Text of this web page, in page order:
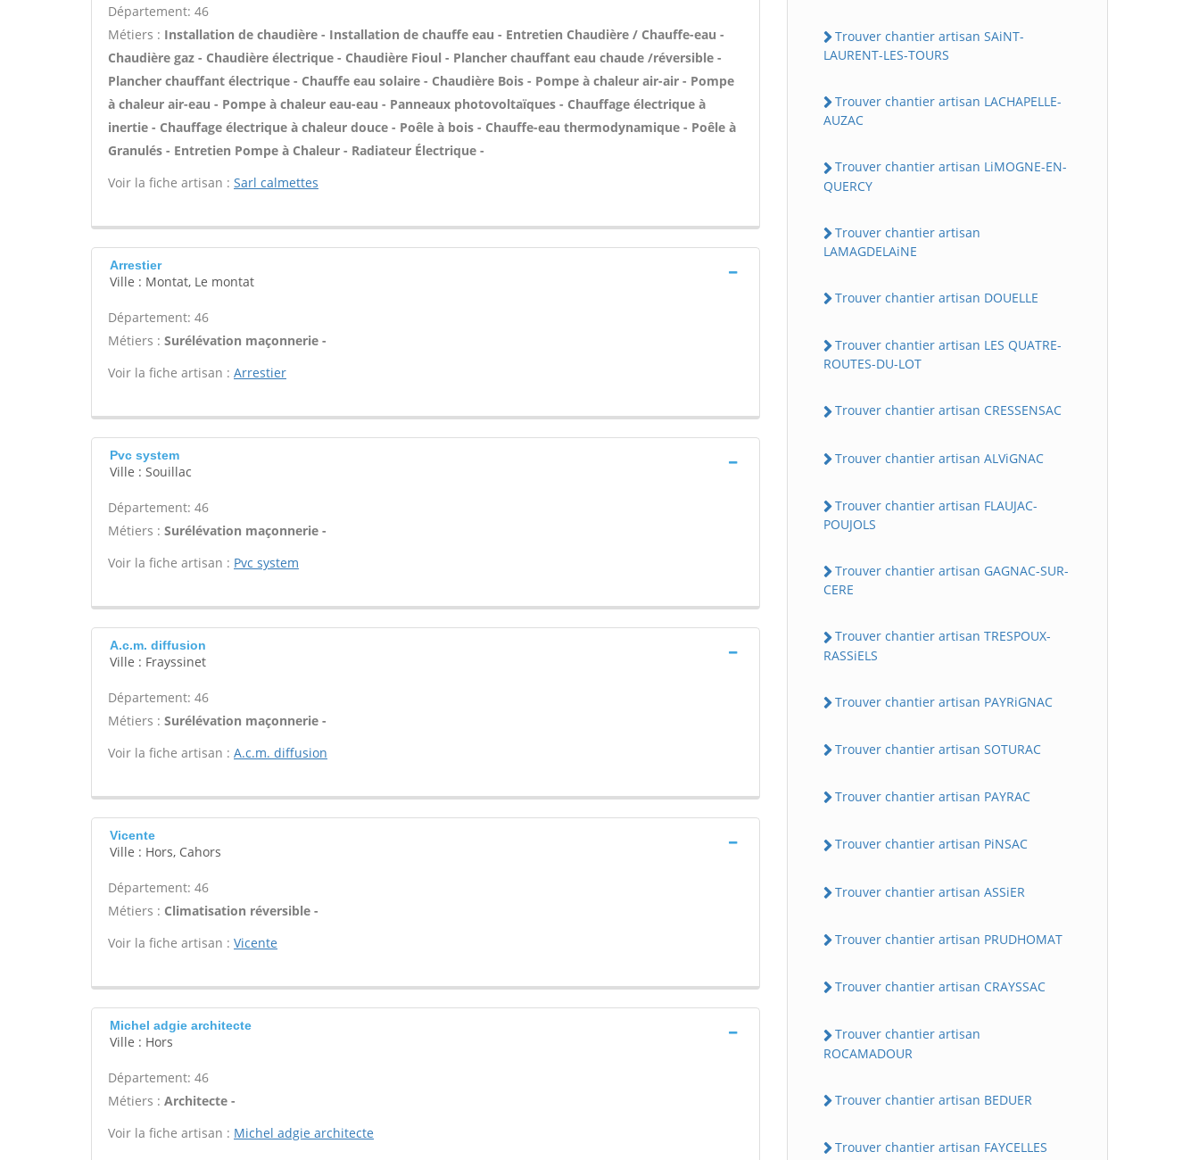
Département: 46
Métiers : Installation de chaudière - Installation de chauffe eau - Entretien Chaudière / Chauffe-eau -
Chaudière gaz - Chaudière électrique - Chaudière Fioul - Plancher chauffant eau chaude /réversible -
Plancher chauffant électrique - Chauffe eau solaire - Chaudière Bois - Pompe à chaleur air-air - Pompe
à chaleur air-eau - Pompe à chaleur eau-eau - Panneaux photovoltaïques - Chauffage électrique à
inertie - Chauffage électrique à chaleur douce - Poêle à bois - Chauffe-eau thermodynamique - Poêle à
Granulés - Entretien Pompe à Chaleur - Radiateur Électrique -
Voir la fiche artisan : Sarl calmettes
Arrestier
Ville : Montat, Le montat
Département: 46
Métiers : Surélévation maçonnerie -
Voir la fiche artisan : Arrestier
Pvc system
Ville : Souillac
Département: 46
Métiers : Surélévation maçonnerie -
Voir la fiche artisan : Pvc system
A.c.m. diffusion
Ville : Frayssinet
Département: 46
Métiers : Surélévation maçonnerie -
Voir la fiche artisan : A.c.m. diffusion
Vicente
Ville : Hors, Cahors
Département: 46
Métiers : Climatisation réversible -
Voir la fiche artisan : Vicente
Michel adgie architecte
Ville : Hors
Département: 46
Métiers : Architecte -
Voir la fiche artisan : Michel adgie architecte
Trouver chantier artisan SAiNT-
LAURENT-LES-TOURS
Trouver chantier artisan LACHAPELLE-
AUZAC
Trouver chantier artisan LiMOGNE-EN-
QUERCY
Trouver chantier artisan
LAMAGDELAiNE
Trouver chantier artisan DOUELLE
Trouver chantier artisan LES QUATRE-
ROUTES-DU-LOT
Trouver chantier artisan CRESSENSAC
Trouver chantier artisan ALViGNAC
Trouver chantier artisan FLAUJAC-
POUJOLS
Trouver chantier artisan GAGNAC-SUR-
CERE
Trouver chantier artisan TRESPOUX-
RASSiELS
Trouver chantier artisan PAYRiGNAC
Trouver chantier artisan SOTURAC
Trouver chantier artisan PAYRAC
Trouver chantier artisan PiNSAC
Trouver chantier artisan ASSiER
Trouver chantier artisan PRUDHOMAT
Trouver chantier artisan CRAYSSAC
Trouver chantier artisan
ROCAMADOUR
Trouver chantier artisan BEDUER
Trouver chantier artisan FAYCELLES